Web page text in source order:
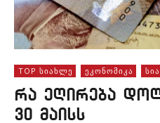
TOP ᲡᲘᲐᲮᲚᲔ ᲔᲙᲝᲜᲝᲛᲘᲙᲐ
რა ეღირება
30 მაისს